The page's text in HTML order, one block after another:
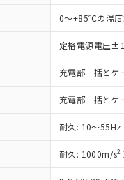
0～+85℃の温
定格電源電圧
充電部一括とケ
充電部一括と
耐久: 10～
耐久: 1000m/s2
サービスは、当社制御機器
品の当社在庫状況および
抜)を提供させていただ
社制御機器事業取扱商品
サービスの対象外となる
とをご了承ください。
庫状況および標準価格照
載している更新日時点で
に基づき作成されるもの
された時点での実際の在
価格とは異なる場合があ
認中：EU RoHS指令（
対応状況を調査中または
：ライセンス料など無形
無と関係のない商品です
の事情により、非含有部
変更することがあります。
100ppm以下、
ム(Cr(Ⅵ)) 1000ppm以下、ポリ臭
以下、ポリ臭化ジフェニ
RoHS○×表
大均質材料含有率が中
下であることを示します
大均質材料含有率が中
超えていることを示しま
未確認です。当社販売部
物質の基準値 (GB/T26572)：
、 Hg(水銀) : 1000ppm、
社は、これら貴社製品の
以下｢規制貨物等」という
たは国外への提供する場
政府の輸出許可(または役
)を取得するなどの必要な